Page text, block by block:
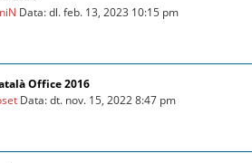
Data: dl. feb. 13, 2023 10:15 pm
Office 2016
Data: dt. nov. 15, 2022 8:47 pm